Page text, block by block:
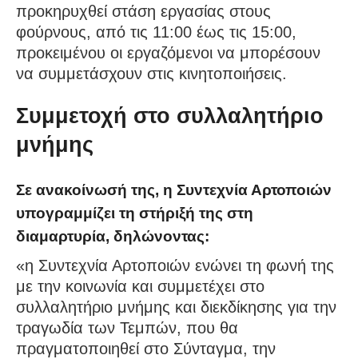
προκηρυχθεί στάση εργασίας στους
φούρνους, από τις 11:00 έως τις 15:00,
προκειμένου οι εργαζόμενοι να μπορέσουν
να συμμετάσχουν στις κινητοποιήσεις.
Συμμετοχή στο συλλαλητήριο
μνήμης
Σε ανακοίνωσή της, η Συντεχνία Αρτοποιών
υπογραμμίζει τη στήριξή της στη
διαμαρτυρία, δηλώνοντας:
«η Συντεχνία Αρτοποιών ενώνει τη φωνή της
με την κοινωνία και συμμετέχει στο
συλλαλητήριο μνήμης και διεκδίκησης για την
τραγωδία των Τεμπών, που θα
πραγματοποιηθεί στο Σύνταγμα, την